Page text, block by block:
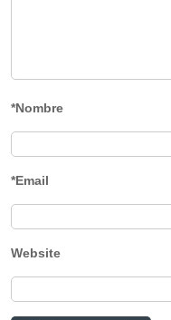
*Nombre
*Email
Website